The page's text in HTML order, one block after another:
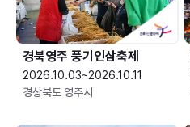
경북영주 풍기인삼축제
2026.10.03~2026.10.11
경상북도 영주시